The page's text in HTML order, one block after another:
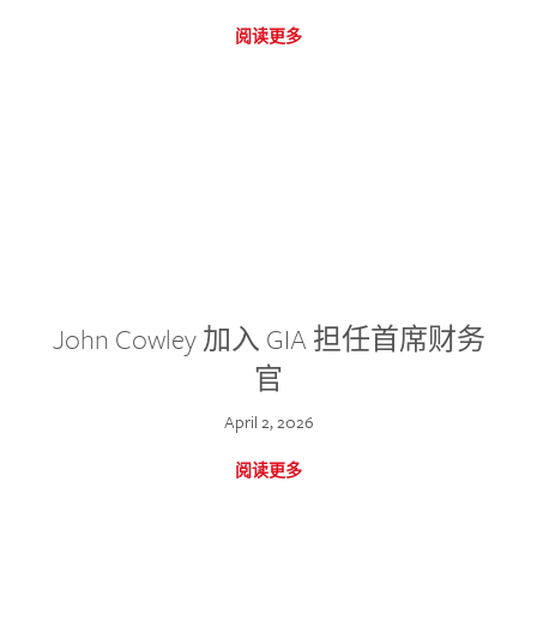
阅读更多
John Cowley 加入 GIA 担任首席财务
官
April 2, 2026
阅读更多